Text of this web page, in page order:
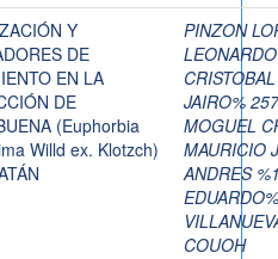
Y
DE
EN LA
DE
(Euphorbia
Willd ex. Klotzch)
PINZON
JAIRO%
MOGUEL
MAURICIO
ANDRES
COUOH